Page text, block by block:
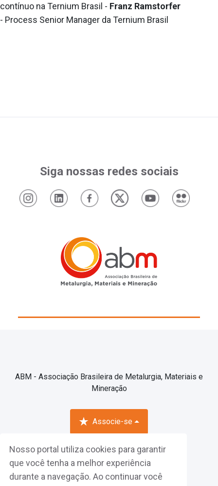
Nosso portal utiliza cookies para garantir
que você tenha a melhor experiência
durante a navegação. Ao continuar você
contínuo na Ternium Brasil - Franz Ramstorfer
- Process Senior Manager da Ternium Brasil
Siga nossas redes sociais
ABM - Associação Brasileira de Metalurgia, Materiais e
Mineração
Associe-se
Fazer Login